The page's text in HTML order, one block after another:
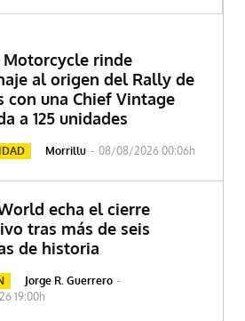
Motorcycle rinde
al origen del Rally de
con una Chief Vintage
a 125 unidades
Morrillu - 08/08/2026 00:06h
echa el cierre
tras más de seis
de historia
Jorge R. Guerrero -
19:00h